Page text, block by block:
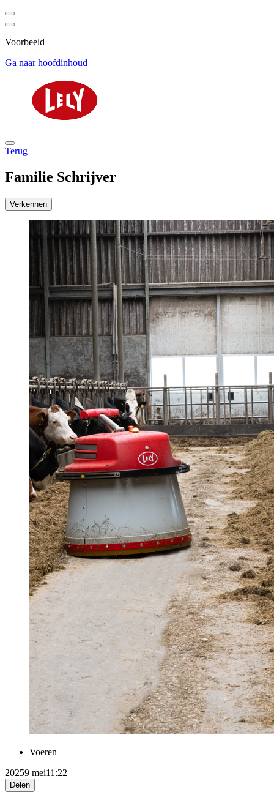
Voorbeeld
Ga naar hoofdinhoud
Terug
Familie Schrijver
Verkennen
Voeren
20259 mei11:22
Delen